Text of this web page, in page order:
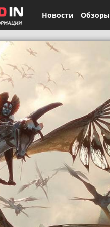
Новости Обзоры